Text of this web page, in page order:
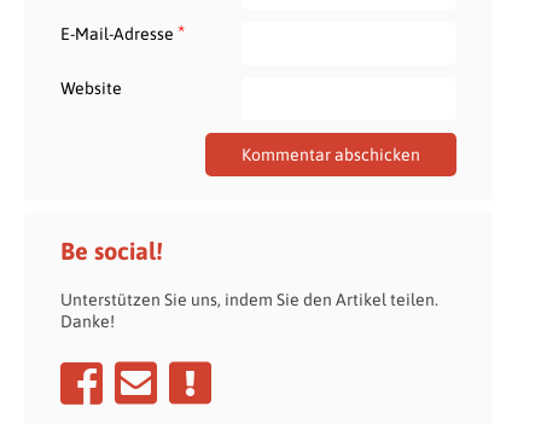
E-Mail-Adresse *
Website
Be social!
Unterstützen Sie uns, indem Sie den Artikel teilen.
Danke!